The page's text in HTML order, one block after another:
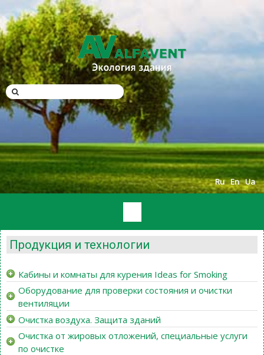
Ua
En
Ru
Продукция и технологии
Кабины и комнаты для курения Ideas for Smoking
Оборудование для проверки состояния и очистки
вентиляции
Очистка воздуха. Защита зданий
Очистка от жировых отложений, специальные услуги
по очистке